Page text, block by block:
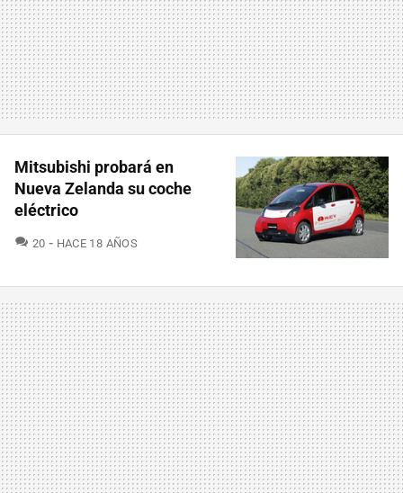
Mitsubishi probará en
Nueva Zelanda su coche
eléctrico
20 COMENTARIOS
HACE 18 AÑOS